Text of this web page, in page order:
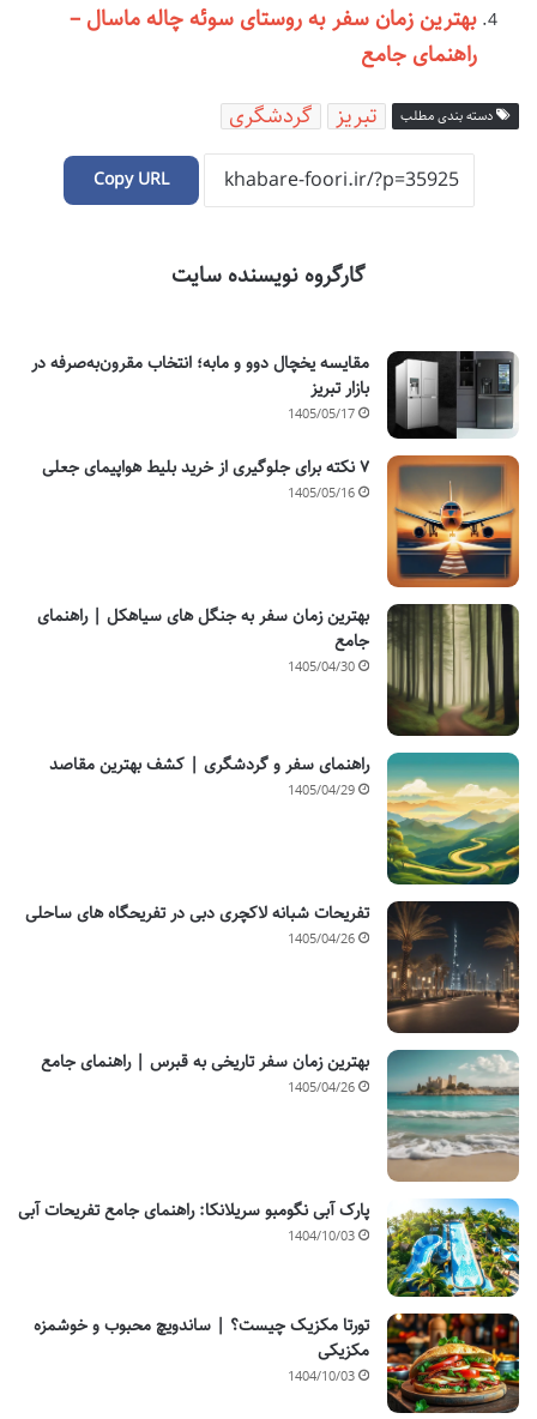
بهترین زمان سفر به روستای سوئه چاله ماسال –
راهنمای جامع
دسته بندی مطلب تبریز گردشگری
Copy URL
گارگروه نویسنده سایت
مقایسه یخچال دوو و مابه؛ انتخاب مقرون‌به‌صرفه در
بازار تبریز
1405/05/17
۷ نکته برای جلوگیری از خرید بلیط هواپیمای جعلی
1405/05/16
بهترین زمان سفر به جنگل های سیاهکل | راهنمای
جامع
1405/04/30
راهنمای سفر و گردشگری | کشف بهترین مقاصد
1405/04/29
تفریحات شبانه لاکچری دبی در تفریحگاه های ساحلی
1405/04/26
بهترین زمان سفر تاریخی به قبرس | راهنمای جامع
1405/04/26
پارک آبی نگومبو سریلانکا: راهنمای جامع تفریحات آبی
1404/10/03
تورتا مکزیک چیست؟ | ساندویچ محبوب و خوشمزه
مکزیکی
1404/10/03